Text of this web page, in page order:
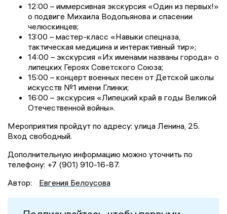
12:00 – иммерсивная экскурсия «Один из первых!»
о подвиге Михаила Водопьянова и спасении
челюскинцев;
13:00 – мастер-класс «Навыки спецназа,
тактическая медицина и интерактивный тир»;
14:00 – экскурсия «Их именами названы города» о
липецких Героях Советского Союза;
15:00 – концерт военных песен от Детской школы
искусств №1 имени Глинки;
16:00 – экскурсия «Липецкий край в годы Великой
Отечественной войны».
Мероприятия пройдут по адресу: улица Ленина, 25.
Вход свободный.
Дополнительную информацию можно уточнить по
телефону: +7 (901) 910-16-87.
Автор:
Евгения Белоусова